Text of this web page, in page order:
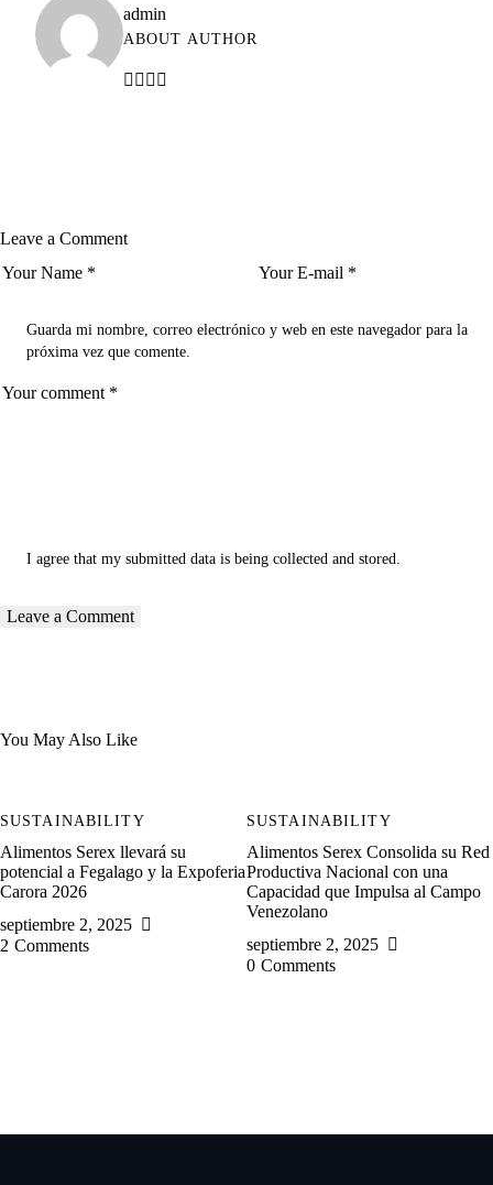
admin
ABOUT AUTHOR
Leave a Comment
Guarda mi nombre, correo electrónico y web en este navegador para la
próxima vez que comente.
I agree that my submitted data is being collected and stored.
You May Also Like
SUSTAINABILITY
Alimentos Serex llevará su
potencial a Fegalago y la Expoferia
Carora 2026
septiembre 2, 2025
2 Comments
SUSTAINABILITY
Alimentos Serex Consolida su Red
Productiva Nacional con una
Capacidad que Impulsa al Campo
Venezolano
septiembre 2, 2025
0 Comments